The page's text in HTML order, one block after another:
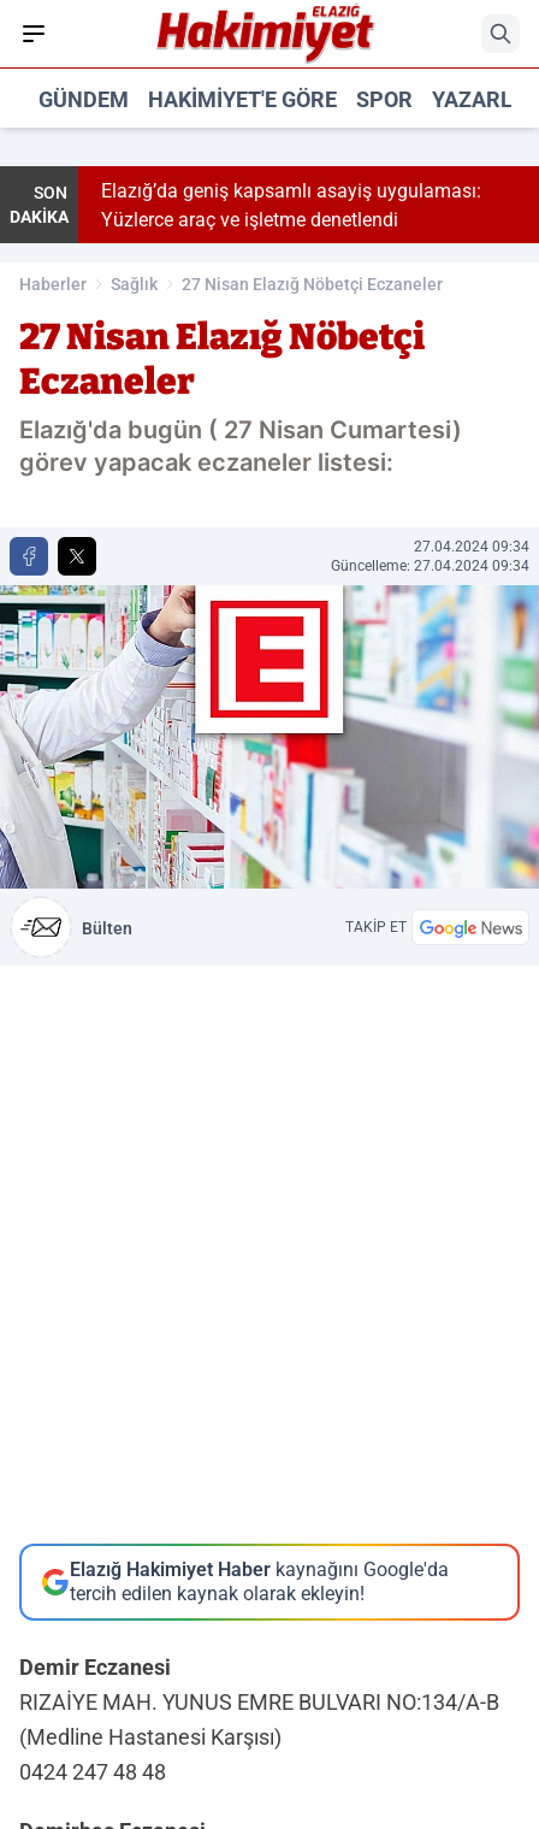
GÜNDEM HAKIMIYET'E GÖRE SPOR
SON
DAKİKA
Elazığ’da geniş kapsamlı asayiş uygulaması:
Yüzlerce araç ve işletme denetlendi
Haberler Sağlık 27 Nisan Elazığ Nöbetçi Eczaneler
27 Nisan Elazığ Nöbetçi
Eczaneler
Elazığ'da bugün ( 27 Nisan Cumartesi)
görev yapacak eczaneler listesi:
27.04.2024 09:34
Güncelleme: 27.04.2024 09:34
Bülten TAKİP ET
Elazığ Hakimiyet Haber kaynağını Google'da
tercih edilen kaynak olarak ekleyin!
Demir Eczanesi
RIZAİYE MAH. YUNUS EMRE BULVARI NO:134/A-B
(Medline Hastanesi Karşısı)
0424 247 48 48